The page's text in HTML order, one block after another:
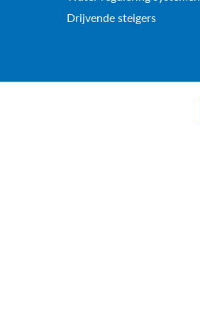
Drijvende steigers